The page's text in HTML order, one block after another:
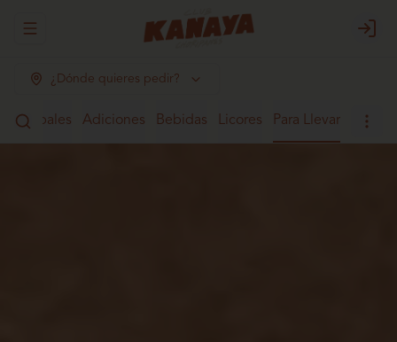
Abrir menu de navegación Login
¿Dónde quieres pedir?
Principales Adiciones Bebidas Licores Para Llevar